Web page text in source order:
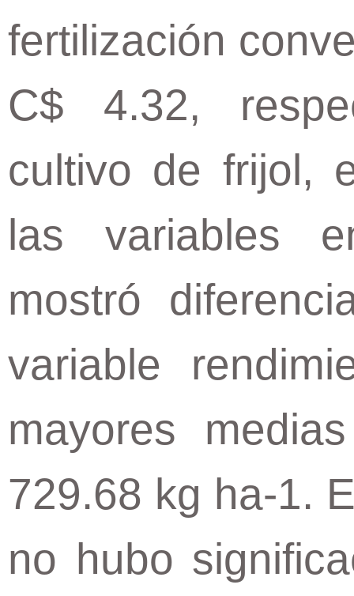
fertilización
C$ 4.32,
cultivo de frijol,
las variables
mostró
variable
mayores
729.68 kg ha-1.
no hubo